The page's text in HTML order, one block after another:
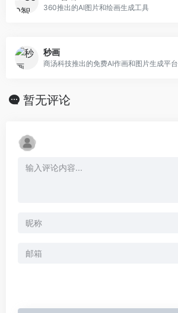
360推出的AI图片和绘画生成工具
秒画
商汤科技推出的免费AI作画和图片生成平台
暂无评论